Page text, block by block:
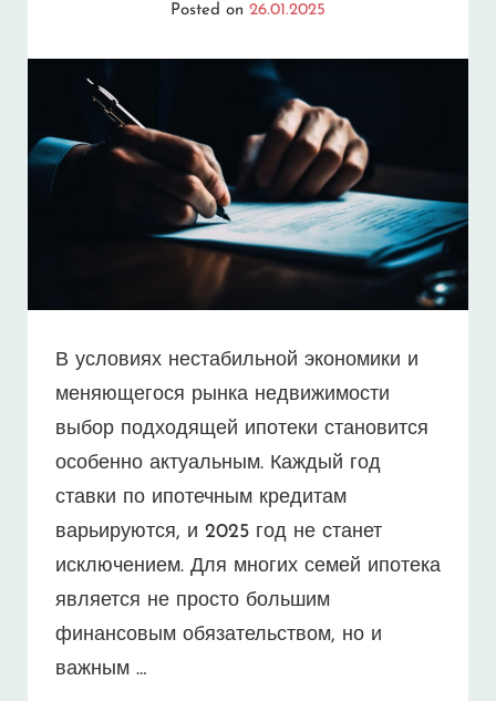
ТРЕБОВАНИЯ
ПОЛУЧЕНИЯ
Posted on 26.01.2025
В условиях нестабильной экономики и
меняющегося рынка недвижимости
выбор подходящей ипотеки становится
особенно актуальным. Каждый год
ставки по ипотечным кредитам
варьируются, и 2025 год не станет
исключением. Для многих семей ипотека
является не просто большим
финансовым обязательством, но и
важным …